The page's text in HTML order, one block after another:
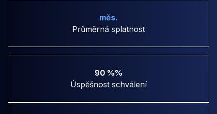
měs.
Průměrná splatnost
90 %%
Úspěšnost schválení